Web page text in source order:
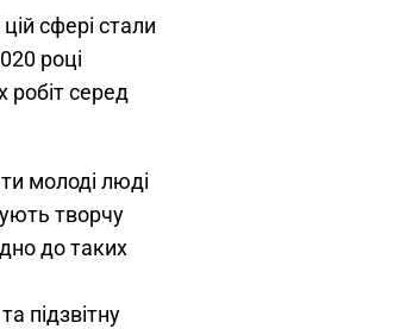
сфері стали
році
робіт серед
молоді люді
творчу
до таких
підзвітну